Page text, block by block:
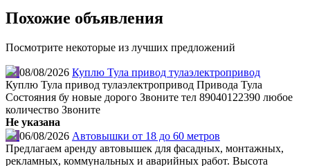
Похожие объявления
Посмотрите некоторые из лучших предложений
08/08/2026 Куплю Тула привод тулаэлектропривод
Куплю Тула привод тулаэлектропривод Привода Тула
Состояния бу новые дорого Звоните тел 89040122390 любое
количество Звоните
Не указана
06/08/2026 Автовышки от 18 до 60 метров
Предлагаем аренду автовышек для фасадных, монтажных,
рекламных, коммунальных и аварийных работ. Высота